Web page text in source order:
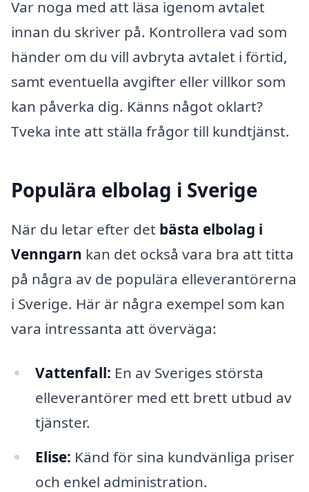
Var noga med att läsa igenom avtalet
innan du skriver på. Kontrollera vad som
händer om du vill avbryta avtalet i förtid,
samt eventuella avgifter eller villkor som
kan påverka dig. Känns något oklart?
Tveka inte att ställa frågor till kundtjänst.
Populära elbolag i Sverige
När du letar efter det bästa elbolag i
Venngarn kan det också vara bra att titta
på några av de populära elleverantörerna
i Sverige. Här är några exempel som kan
vara intressanta att överväga:
Vattenfall: En av Sveriges största
elleverantörer med ett brett utbud av
tjänster.
Elise: Känd för sina kundvänliga priser
och enkel administration.